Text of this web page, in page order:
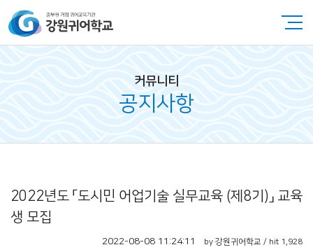
커뮤니티
공지사항
2022년도 「도시민 어업기술 실무교육 (제8기)」 교육
생 모집
2022-08-08 11:24:11 by 강원귀어학교 / hit 1,928